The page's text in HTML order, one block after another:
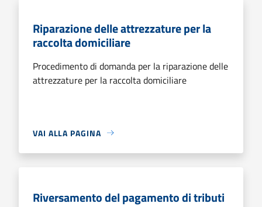
Riparazione delle attrezzature per la
raccolta domiciliare
Procedimento di domanda per la riparazione delle
attrezzature per la raccolta domiciliare
VAI ALLA PAGINA
Riversamento del pagamento di tributi